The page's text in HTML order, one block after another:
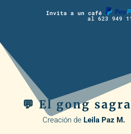
Invita a un café
al 623 949
💬 El gong
Creación de Leila Paz M.